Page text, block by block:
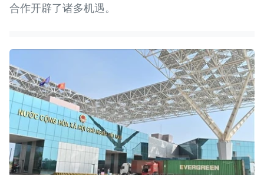
合作开辟了诸多机遇。